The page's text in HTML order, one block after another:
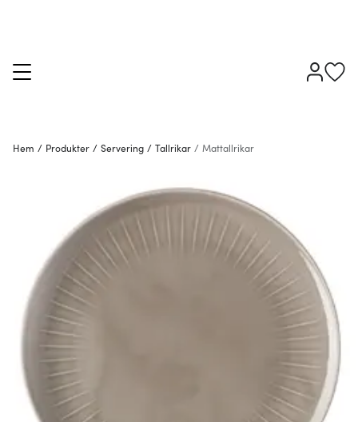
Hem / Produkter / Servering / Tallrikar / Mattallrikar